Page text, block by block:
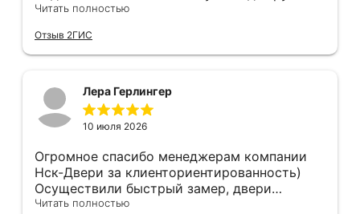
Анастасии, помогла сделать выбор, от
профессионально, рекомендую.
Читать полностью
Отзыв 2ГИС
Лера Герлингер
10 июля 2026
Огромное спасибо менеджерам компании
Нск-Двери за клиенториентированность)
Осуществили быстрый замер, двери
оказались в наличии. По доставке
Читать полностью